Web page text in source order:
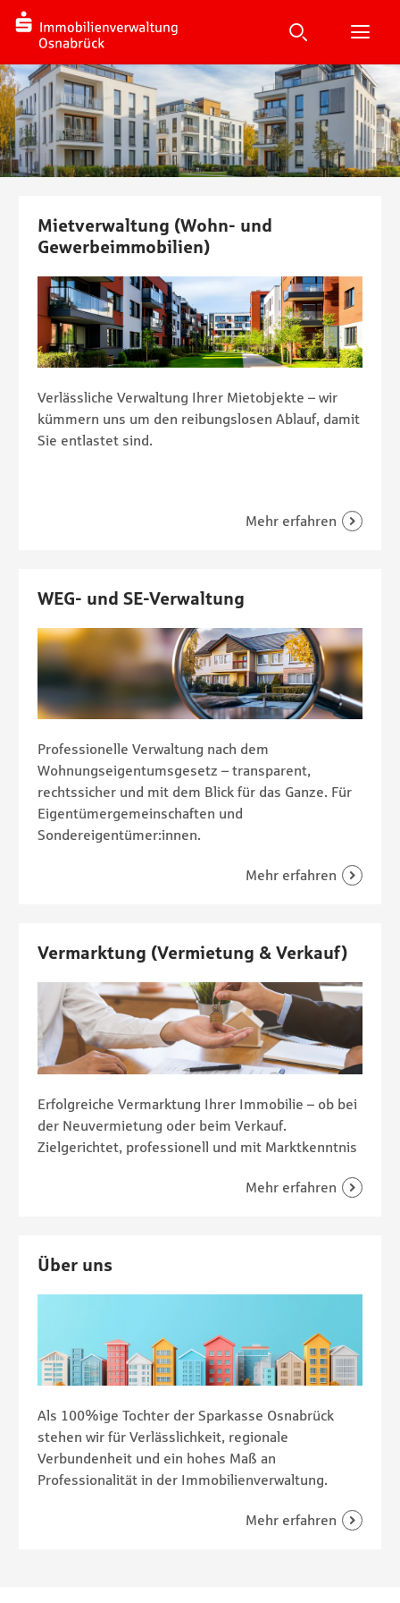
Suche
Mietverwaltung (Wohn- und
Gewerbeimmobilien)
Verlässliche Verwaltung Ihrer Mietobjekte – wir
kümmern uns um den reibungslosen Ablauf, damit
Sie entlastet sind.
WEG- und SE-Verwaltung
Professionelle Verwaltung nach dem
Wohnungseigentumsgesetz – transparent,
rechtssicher und mit dem Blick für das Ganze. Für
Eigentümergemeinschaften und
Sondereigentümer:innen.
Vermarktung (Vermietung & Verkauf)
Erfolgreiche Vermarktung Ihrer Immobilie – ob bei
der Neuvermietung oder beim Verkauf.
Zielgerichtet, professionell und mit Marktkenntnis
Über uns
Als 100%ige Tochter der Sparkasse Osnabrück
stehen wir für Verlässlichkeit, regionale
Verbundenheit und ein hohes Maß an
Professionalität in der Immobilienverwaltung.